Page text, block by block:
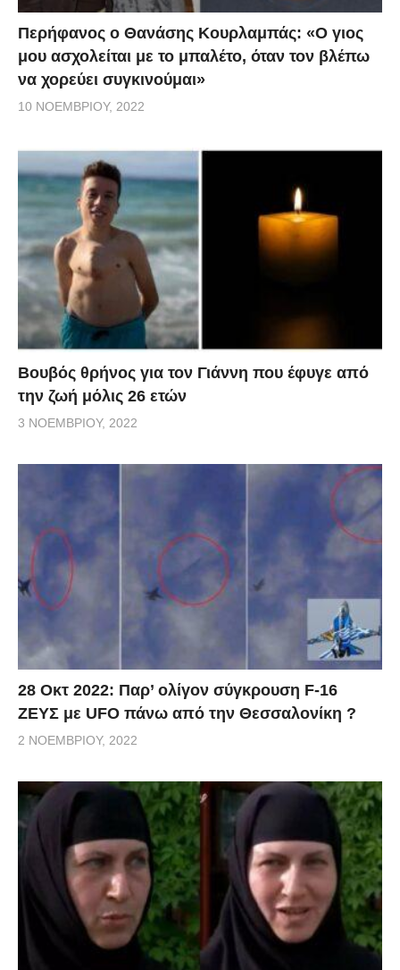
Περήφανος ο Θανάσης Κουρλαμπάς: «Ο γιος
μου ασχολείται με το μπαλέτο, όταν τον βλέπω
να χορεύει συγκινούμαι»
10 ΝΟΕΜΒΡΊΟΥ, 2022
Βουβός θρήνος για τον Γιάννη που έφυγε από
την ζωή μόλις 26 ετών
3 ΝΟΕΜΒΡΊΟΥ, 2022
28 Οκτ 2022: Παρ’ ολίγον σύγκρουση F-16
ΖΕΥΣ με UFO πάνω από την Θεσσαλονίκη ?
2 ΝΟΕΜΒΡΊΟΥ, 2022